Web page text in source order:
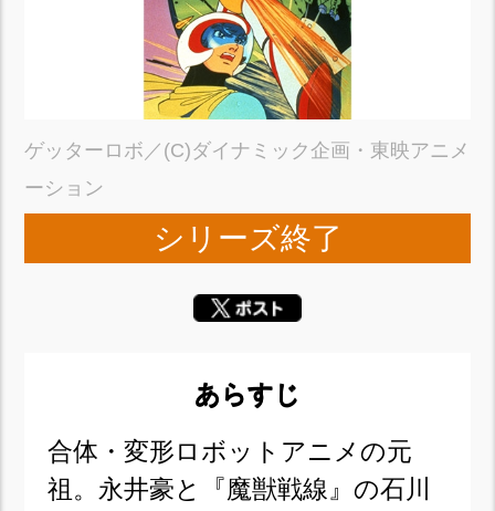
ゲッターロボ／(C)ダイナミック企画・東映アニメ
ーション
シリーズ終了
あらすじ
合体・変形ロボットアニメの元
祖。永井豪と『魔獣戦線』の石川